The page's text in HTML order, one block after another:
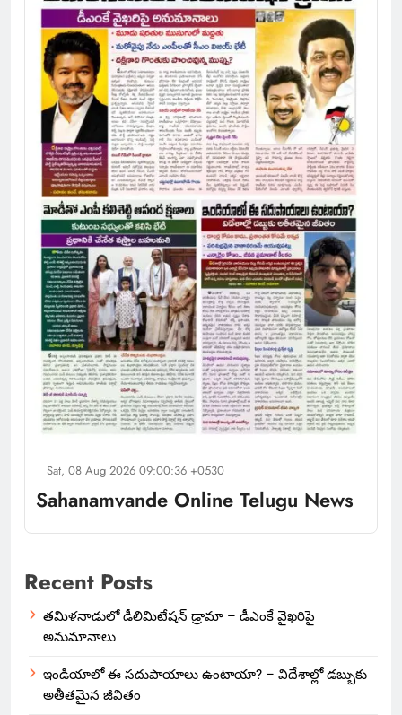
Sat, 08 Aug 2026 09:00:36 +0530
Sahanamvande Online Telugu News
Recent Posts
తమిళనాడులో డీలిమిటేషన్ డ్రామా – డీఎంకే వైఖరిపై
అనుమానాలు
ఇండియాలో‌ ఈ సదుపాయాలు ఉంటాయా? – విదేశాల్లో డబ్బుకు
అతీతమైన జీవితం